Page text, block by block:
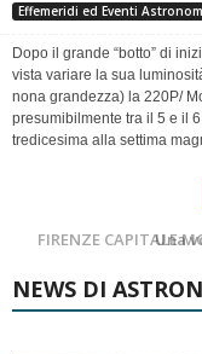
Effemeridi ed Eventi
Dopo il grande “botto” di
vista variare la sua
nona grandezza) la 220P/
presumibilmente tra il 5 e il
tredicesima alla settima
NEWS DI